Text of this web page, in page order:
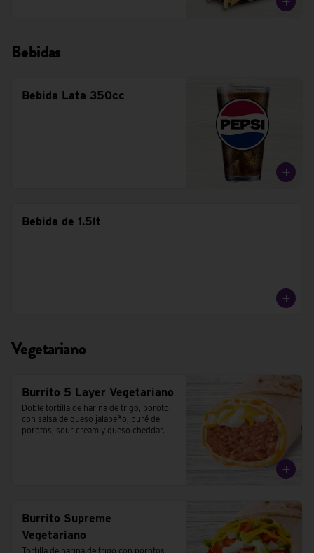
Bebidas
Bebida Lata 350cc
Bebida de 1.5lt
Vegetariano
Burrito 5 Layer Vegetariano
Doble tortilla de harina de trigo, poroto,
con salsa de queso jalapeño, puré de
porotos, sour cream y queso cheddar.
Burrito Supreme
Vegetariano
Tortilla de harina de trigo con porotos,